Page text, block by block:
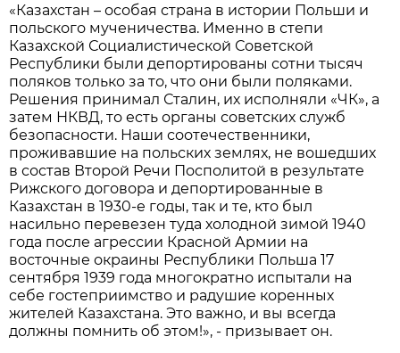
«Казахстан – особая страна в истории Польши и
польского мученичества. Именно в степи
Казахской Социалистической Советской
Республики были депортированы сотни тысяч
поляков только за то, что они были поляками.
Решения принимал Сталин, их исполняли «ЧК», а
затем НКВД, то есть органы советских служб
безопасности. Наши соотечественники,
проживавшие на польских землях, не вошедших
в состав Второй Речи Посполитой в результате
Рижского договора и депортированные в
Казахстан в 1930-е годы, так и те, кто был
насильно перевезен туда холодной зимой 1940
года после агрессии Красной Армии на
восточные окраины Республики Польша 17
сентября 1939 года многократно испытали на
себе гостеприимство и радушие коренных
жителей Казахстана. Это важно, и вы всегда
должны помнить об этом!», - призывает он.